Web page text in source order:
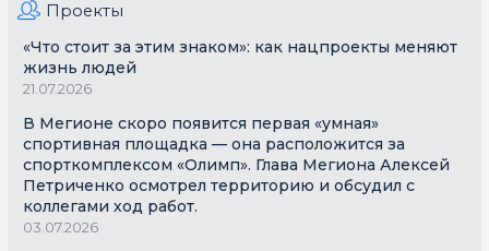
Проекты
«Что стоит за этим знаком»: как нацпроекты меняют
жизнь людей
21.07.2026
В Мегионе скоро появится первая «умная»
спортивная площадка — она расположится за
спорткомплексом «Олимп». Глава Мегиона Алексей
Петриченко осмотрел территорию и обсудил с
коллегами ход работ.
03.07.2026